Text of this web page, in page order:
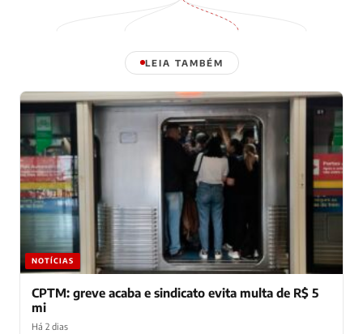
LEIA TAMBÉM
NOTÍCIAS
CPTM: greve acaba e sindicato evita multa de R$ 5
mi
Há 2 dias